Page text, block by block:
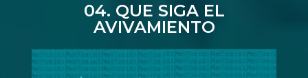
04. QUE SIGA EL
AVIVAMIENTO